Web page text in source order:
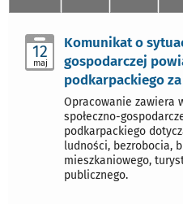
12
maj
Komunikat o
gospodarczej
podkarpackiego
Opracowanie zawiera
społeczno-
podkarpackiego
ludności, bezrobocia,
mieszkaniowego,
publicznego.